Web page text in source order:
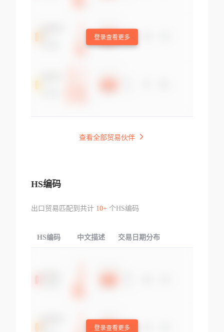
登录查看更多
查看全部贸易伙伴
HS编码
出口贸易匹配到共计 10+个HS编码
HS编码 中文描述 交易日期分布
登录查看更多